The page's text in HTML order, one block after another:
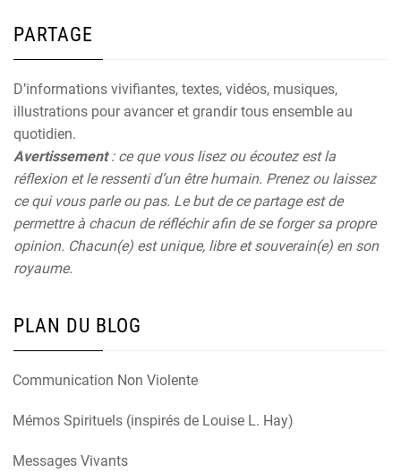
PARTAGE
D’informations vivifiantes, textes, vidéos, musiques,
illustrations pour avancer et grandir tous ensemble au
quotidien.
Avertissement: ce que vous lisez ou écoutez est la
réflexion et le ressenti d’un être humain. Prenez ou laissez
ce qui vous parle ou pas. Le but de ce partage est de
permettre à chacun de réfléchir afin de se forger sa propre
opinion. Chacun(e) est unique, libre et souverain(e) en son
royaume.
PLAN DU BLOG
Communication Non Violente
Mémos Spirituels (inspirés de Louise L. Hay)
Messages Vivants